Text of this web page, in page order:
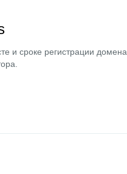
и сроке регистрации домена,